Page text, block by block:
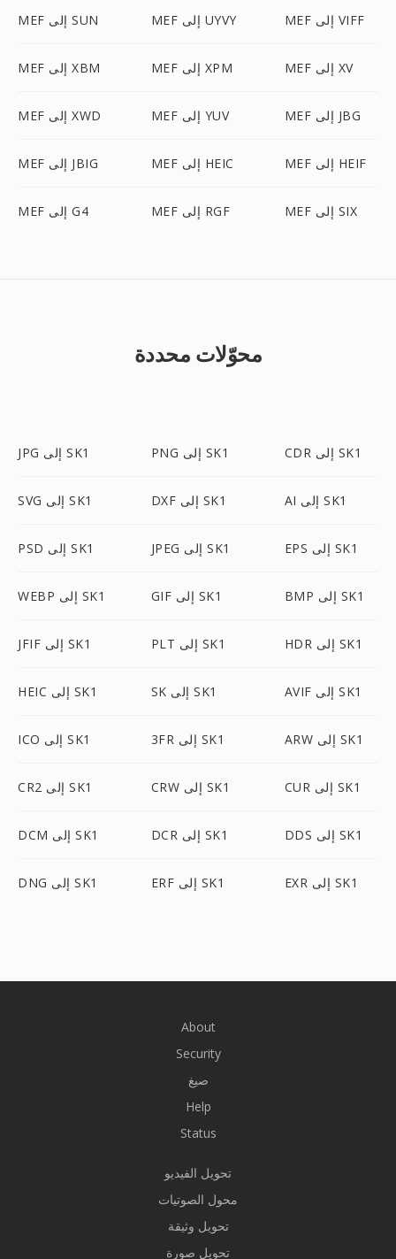
MEF إلى SUN MEF إلى UYVY MEF إلى VIFF
MEF إلى XBM MEF إلى XPM MEF إلى XV
MEF إلى XWD MEF إلى YUV MEF إلى JBG
MEF إلى JBIG MEF إلى HEIC MEF إلى HEIF
MEF إلى G4 MEF إلى RGF MEF إلى SIX
محوّلات محددة
JPG إلى SK1 PNG إلى SK1 CDR إلى SK1
SVG إلى SK1 DXF إلى SK1 AI إلى SK1
PSD إلى SK1 JPEG إلى SK1 EPS إلى SK1
WEBP إلى SK1 GIF إلى SK1 BMP إلى SK1
JFIF إلى SK1 PLT إلى SK1 HDR إلى SK1
HEIC إلى SK1 SK إلى SK1 AVIF إلى SK1
ICO إلى SK1 3FR إلى SK1 ARW إلى SK1
CR2 إلى SK1 CRW إلى SK1 CUR إلى SK1
DCM إلى SK1 DCR إلى SK1 DDS إلى SK1
DNG إلى SK1 ERF إلى SK1 EXR إلى SK1
About
Security
صيغ
Help
Status
تحويل الفيديو
محول الصوتيات
تحويل وثيقة
تحويل صورة